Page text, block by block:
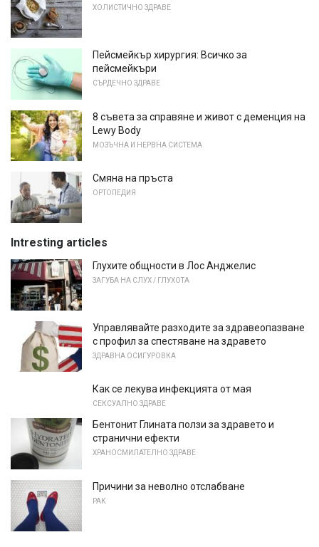
ХОЛИСТИЧНО ЗДРАВЕ
Пейсмейкър хирургия: Всичко за
пейсмейкъри
СЪРДЕЧНО ЗДРАВЕ
8 съвета за справяне и живот с деменция на
Lewy Body
МОЗЪЧНА И НЕРВНА СИСТЕМА
Смяна на пръста
ОРТОПЕДИЯ
Intresting articles
Глухите общности в Лос Анджелис
ЗАГУБА НА СЛУХ / ГЛУХОТА
Управлявайте разходите за здравеопазване
с профил за спестяване на здравето
ЗДРАВНА ОСИГУРОВКА
Как се лекува инфекцията от мая
СЕКСУАЛНО ЗДРАВЕ
Бентонит Глината ползи за здравето и
странични ефекти
ХРАНОСМИЛАТЕЛНО ЗДРАВЕ
Причини за неволно отслабване
РАК